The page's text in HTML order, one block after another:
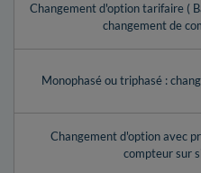
Changement d'option tarifaire (
changement de
Monophasé ou triphasé :
Changement d'option avec
compteur sur